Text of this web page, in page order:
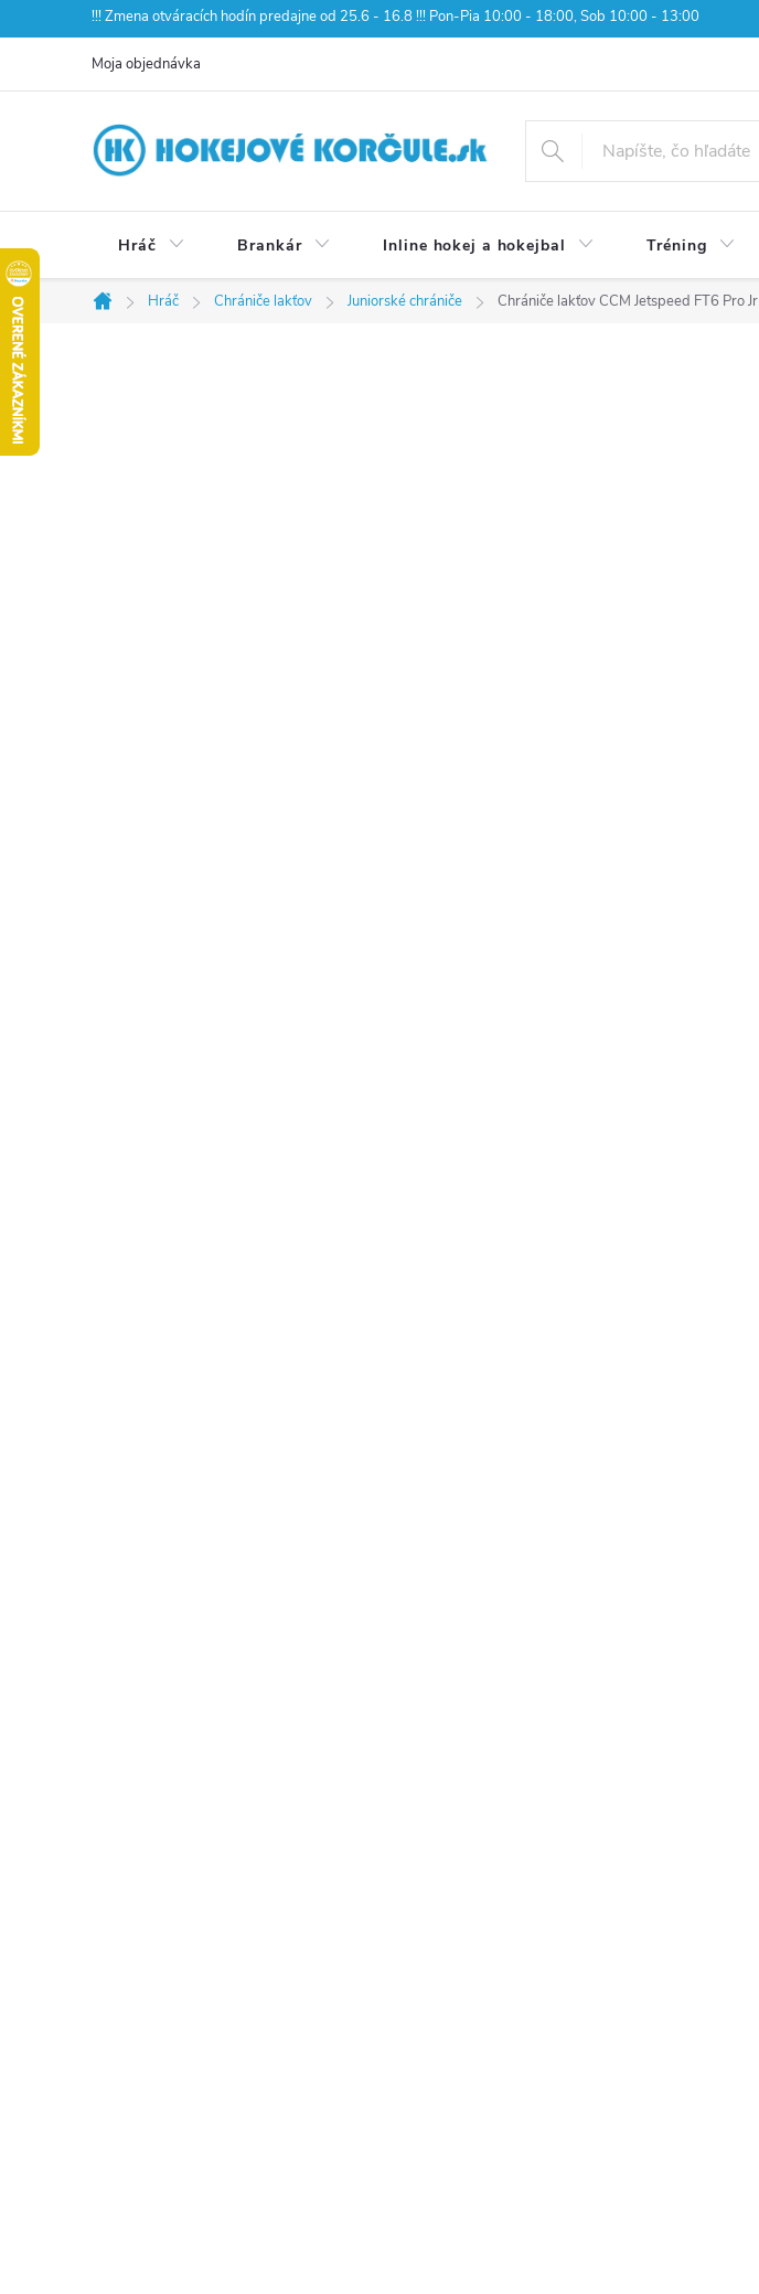
na
!!! Zmena otváracích hodín predajne od 25.6 - 16.8 !!! Pon-Pia 10:00 - 18:00, Sob 10:00 - 13:00
Moja objednávka
Hráč Brankár Inline hokej a hokejbal Tréning
Domov
Hráč Chrániče lakťov Juniorské chrániče Chrániče lakťov CCM Jetspeed FT6 Pro Jr